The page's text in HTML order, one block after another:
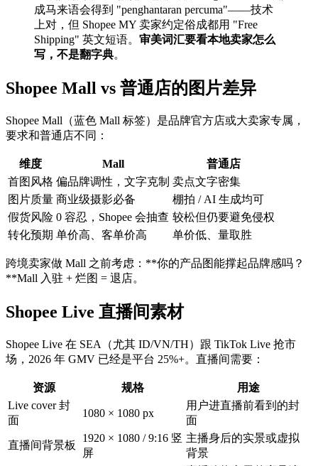
成马来语会得到 "penghantaran percuma"——技术
上对，但 Shopee MY 卖家约定俗成都用 "Free
Shipping" 英文短语。 审美词汇要看本地卖家怎么
写，不是翻字典。
Shopee Mall vs 普通店的图片差异
Shopee Mall（蓝色 Mall 标签）是品牌官方店或大卖家专属，
要求和普通店不同：
维度 Mall
普通店
首图风格 偏品牌调性，文字克制 卖点文字密集
图片质量 商业级摄影必备
棚拍 / AI 生成均可
假货风险 0 容忍，Shopee 会抽查 较松但仍要避免侵权
转化预期 单价高、客单价高 单价低、量取胜
跨境卖家做 Mall 之前考虑：**你的产品图能撑起品牌感吗？
**Mall 入驻 + 烂图 = 退店。
Shopee Live 直播间素材
Shopee Live 在 SEA（尤其 ID/VN/TH）跟 TikTok Live 抢市
场，2026 年 GMV 已经是平台 25%+。直播间需要：
资源 规格
用途
Live cover 封
面
1080 × 1080 px
用户进直播前看到的封
面
直播间背景板
1920 × 1080 / 9:16 竖
屏
主播身后的实景或虚拟
背景